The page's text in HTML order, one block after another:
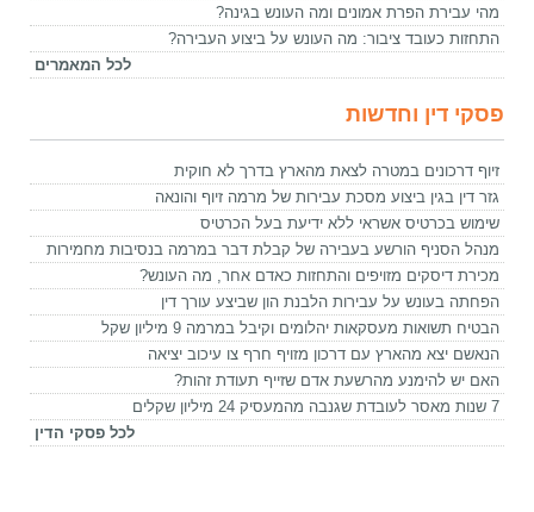
מהי עבירת הפרת אמונים ומה העונש בגינה?
התחזות כעובד ציבור: מה העונש על ביצוע העבירה?
לכל המאמרים
פסקי דין וחדשות
זיוף דרכונים במטרה לצאת מהארץ בדרך לא חוקית
גזר דין בגין ביצוע מסכת עבירות של מרמה זיוף והונאה
שימוש בכרטיס אשראי ללא ידיעת בעל הכרטיס
מנהל הסניף הורשע בעבירה של קבלת דבר במרמה בנסיבות מחמירות
מכירת דיסקים מזויפים והתחזות כאדם אחר, מה העונש?
הפחתה בעונש על עבירות הלבנת הון שביצע עורך דין
הבטיח תשואות מעסקאות יהלומים וקיבל במרמה 9 מיליון שקל
הנאשם יצא מהארץ עם דרכון מזויף חרף צו עיכוב יציאה
האם יש להימנע מהרשעת אדם שזייף תעודת זהות?
7 שנות מאסר לעובדת שגנבה מהמעסיק 24 מיליון שקלים
לכל פסקי הדין